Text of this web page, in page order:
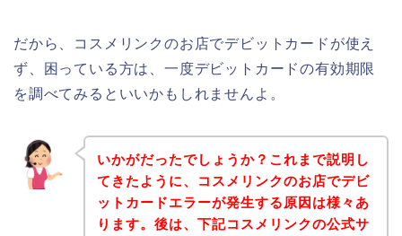
だから、コスメリンクのお店でデビットカードが使え
ず、困っている方は、一度デビットカードの有効期限
を調べてみるといいかもしれませんよ。
いかがだったでしょうか？これまで説明し
てきたように、コスメリンクのお店でデビ
ットカードエラーが発生する原因は様々あ
ります。後は、下記コスメリンクの公式サ